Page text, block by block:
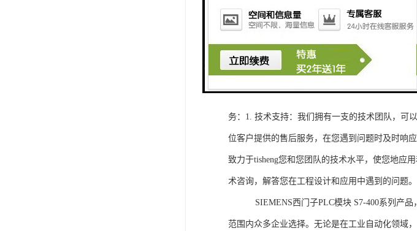
3. 高可靠性和稳定性：S7-300系列产品采用的硬
4. 灵活可编程：S7-300系列产品采用TIA Portal开
工程师提供了更多编程选择。
5. 可靠的通讯接口：S7-300系列产品配备丰富的
购买SIEMENS西门子PLC模块S7-300系列产品
务：1. 技术支持：我们拥有一支的技术团队，可
位客户提供的售后服务，在您遇到问题时及时响
致力于tisheng您和您团队的技术水平，使您地应
术咨询，解答您在工程设计和应用中遇到的问题。
SIEMENS西门子PLC模块 S7-400系列产品，
范围内众多企业选择。无论是在工业自动化领域